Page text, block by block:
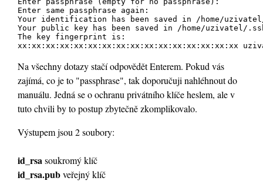
Enter same passphrase again:
Your identification has been saved in /home/
Your public key has been saved in /home/uzivatel/
The key fingerprint is:
Na všechny dotazy stačí odpovědět Enterem. Pokud vás
zajímá, co je to "passphrase", tak doporučuji nahléhnout do
manuálu. Jedná se o ochranu privátního klíče heslem, ale v
tuto chvili by to postup zbytečně zkomplikovalo.
Výstupem jsou 2 soubory:
id_rsasoukromý klíč
id_rsa.pubveřejný klíč